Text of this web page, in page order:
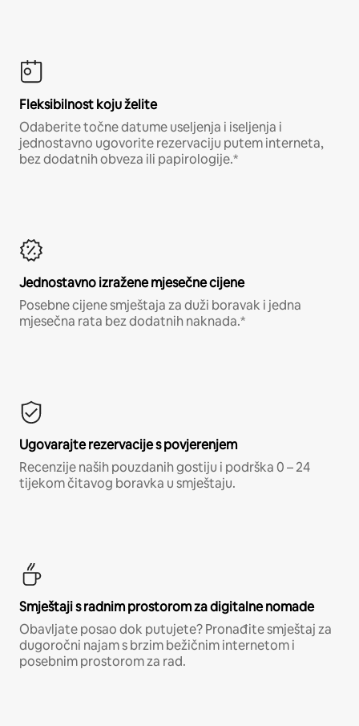
Fleksibilnost koju želite
Odaberite točne datume useljenja i iseljenja i
jednostavno ugovorite rezervaciju putem interneta,
bez dodatnih obveza ili papirologije.*
Jednostavno izražene mjesečne cijene
Posebne cijene smještaja za duži boravak i jedna
mjesečna rata bez dodatnih naknada.*
Ugovarajte rezervacije s povjerenjem
Recenzije naših pouzdanih gostiju i podrška 0 – 24
tijekom čitavog boravka u smještaju.
Smještaji s radnim prostorom za digitalne nomade
Obavljate posao dok putujete? Pronađite smještaj za
dugoročni najam s brzim bežičnim internetom i
posebnim prostorom za rad.